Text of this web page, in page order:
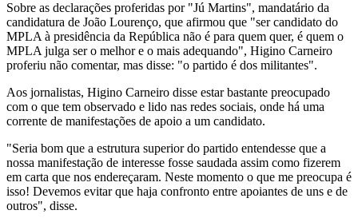
Sobre as declarações proferidas por "Jú Martins", mandatário da
candidatura de João Lourenço, que afirmou que "ser candidato do
MPLA à presidência da República não é para quem quer, é quem o
MPLA julga ser o melhor e o mais adequando", Higino Carneiro
proferiu não comentar, mas disse: "o partido é dos militantes".
Aos jornalistas, Higino Carneiro disse estar bastante preocupado
com o que tem observado e lido nas redes sociais, onde há uma
corrente de manifestações de apoio a um candidato.
"Seria bom que a estrutura superior do partido entendesse que a
nossa manifestação de interesse fosse saudada assim como fizerem
em carta que nos endereçaram. Neste momento o que me preocupa é
isso! Devemos evitar que haja confronto entre apoiantes de uns e de
outros", disse.